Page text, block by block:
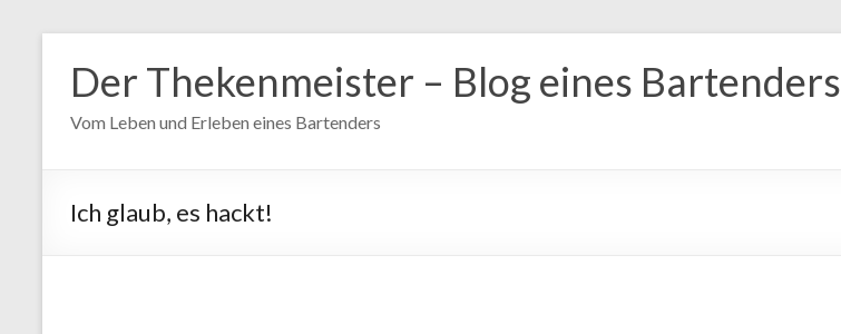
Inhalt
springen
Der Thekenmeister – Blog eines Bartenders
Vom Leben und Erleben eines Bartenders
Ich glaub, es hackt!